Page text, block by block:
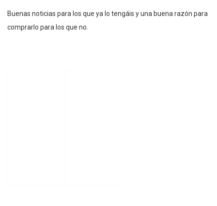
Buenas noticias para los que ya lo tengáis y una buena razón para
comprarlo para los que no.